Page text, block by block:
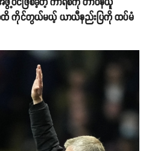
ထိ ကိုင်တွယ်မယ့် ယာယီနည်းပြကို ထပ်မံ